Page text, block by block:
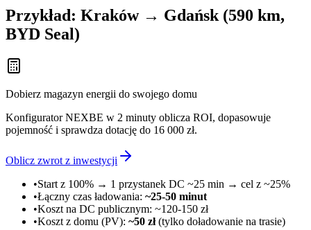
Przykład: Kraków → Gdańsk (590 km,
BYD Seal)
Dobierz magazyn energii do swojego domu
Konfigurator NEXBE w 2 minuty oblicza ROI, dopasowuje
pojemność i sprawdza dotację do 16 000 zł.
Oblicz zwrot z inwestycji
•Start z 100% → 1 przystanek DC ~25 min → cel z ~25%
•Łączny czas ładowania: ~25-50 minut
•Koszt na DC publicznym: ~120-150 zł
•Koszt z domu (PV): ~50 zł(tylko doładowanie na trasie)